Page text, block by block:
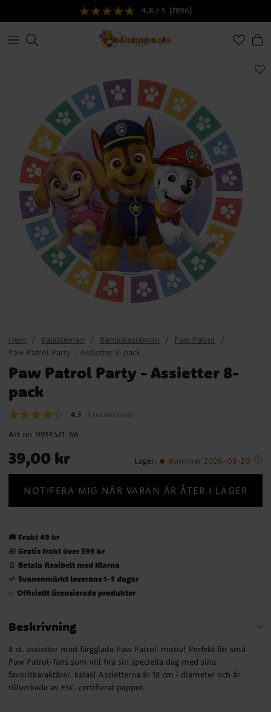
4.8 / 5 (7896)
Hem Kalasteman Barnkalasteman
Paw Patrol
Paw Patrol Party - Assietter 8-pack
Paw Patrol Party - Assietter 8-
pack
4.3 3 recensioner
Art nr: 9914521-66
Pris: 39,00 kr
39,00 kr Lager: Kommer 2026-08-20
NOTIFERA MIG NÄR VARAN ÄR ÅTER I LAGER
🚚 Frakt 49 kr
🎁 Gratis frakt över 599 kr
📄 Betala flexibelt med Klarna
🌱 Svanenmärkt leverans 1-3 dagar
✅ Officiellt licensierade produkter
Beskrivning
8 st. assietter med färgglada Paw Patrol-motiv! Perfekt för små
Paw Patrol-fans som vill fira sin speciella dag med sina
favoritkaraktärer. kalas! Assietterna är 18 cm i diameter och är
tillverkade av FSC-certifierat papper.